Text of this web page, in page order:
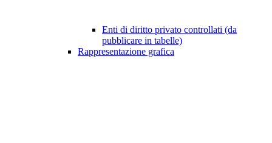
Enti di diritto privato controllati (da
pubblicare in tabelle)
Rappresentazione grafica